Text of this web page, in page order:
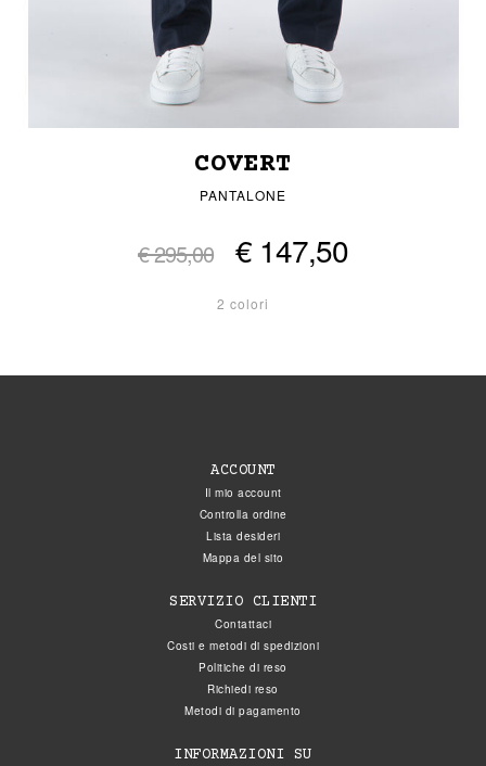
COVERT
PANTALONE
€ 295,00 € 147,50
2 colori
ACCOUNT
Il mio account
Controlla ordine
Lista desideri
Mappa del sito
SERVIZIO CLIENTI
Contattaci
Costi e metodi di spedizioni
Politiche di reso
Richiedi reso
Metodi di pagamento
INFORMAZIONI SU